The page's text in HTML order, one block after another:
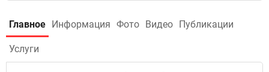
Главное Информация Фото Видео Публикации
Услуги